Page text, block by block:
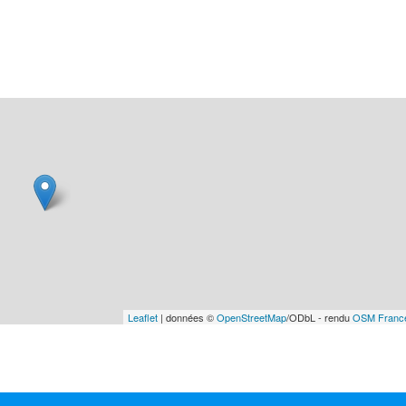
Leaflet| données ©OpenStreetMap/ODbL - renduOSM